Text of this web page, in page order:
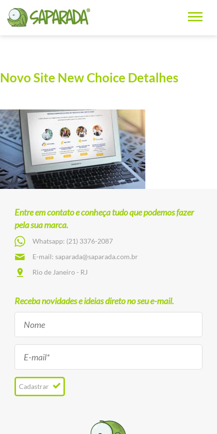
Novo Site New Choice Detalhes
Entre em contato e conheça tudo que podemos fazer
pela sua marca.
Whatsapp: (21) 3376-2087
E-mail: saparada@saparada.com.br
Rio de Janeiro - RJ
Receba novidades e ideias direto no seu e-mail.
Cadastrar